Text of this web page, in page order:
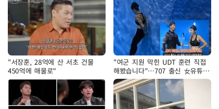
"서장훈, 28억에 산 서초 건물
450억에 매물로"
"여군 지원 막힌 UDT 훈련 직접
해봤습니다"…707 출신 女유튜버
'완벽 소화'